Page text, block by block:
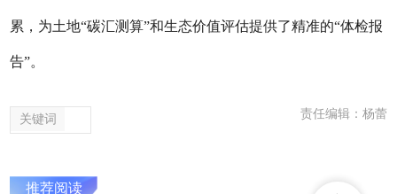
累，为土地“碳汇测算”和生态价值评估提供了精准的“体检报
告”。
关键词 责任编辑：杨蕾
推荐阅读